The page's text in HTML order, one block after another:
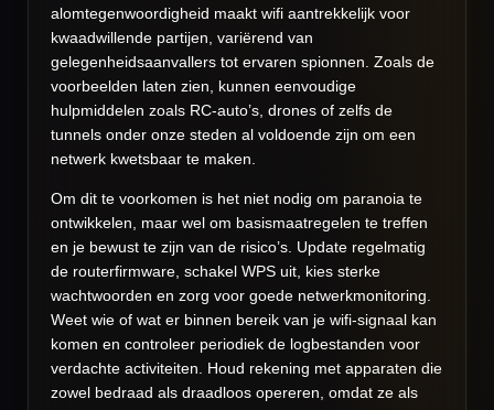
alomtegenwoordigheid maakt wifi aantrekkelijk voor
kwaadwillende partijen, variërend van
gelegenheidsaanvallers tot ervaren spionnen. Zoals de
voorbeelden laten zien, kunnen eenvoudige
hulpmiddelen zoals RC-auto’s, drones of zelfs de
tunnels onder onze steden al voldoende zijn om een
netwerk kwetsbaar te maken.
Om dit te voorkomen is het niet nodig om paranoia te
ontwikkelen, maar wel om basismaatregelen te treffen
en je bewust te zijn van de risico’s. Update regelmatig
de routerfirmware, schakel WPS uit, kies sterke
wachtwoorden en zorg voor goede netwerkmonitoring.
Weet wie of wat er binnen bereik van je wifi-signaal kan
komen en controleer periodiek de logbestanden voor
verdachte activiteiten. Houd rekening met apparaten die
zowel bedraad als draadloos opereren, omdat ze als